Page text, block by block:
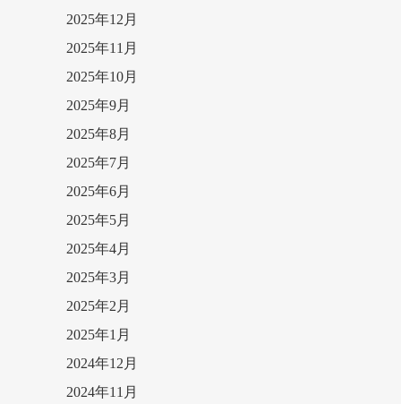
2025年12月
2025年11月
2025年10月
2025年9月
2025年8月
2025年7月
2025年6月
2025年5月
2025年4月
2025年3月
2025年2月
2025年1月
2024年12月
2024年11月